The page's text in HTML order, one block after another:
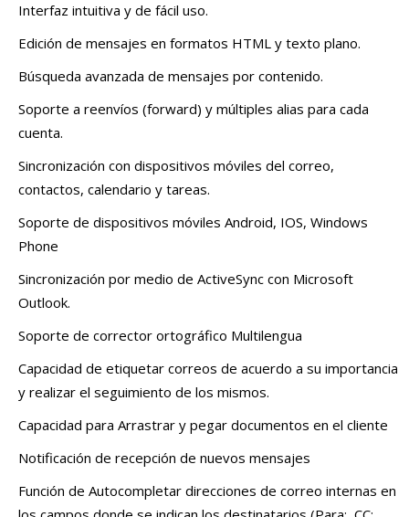
Interfaz intuitiva y de fácil uso.
Edición de mensajes en formatos HTML y texto plano.
Búsqueda avanzada de mensajes por contenido.
Soporte a reenvíos (forward) y múltiples alias para cada
cuenta.
Sincronización con dispositivos móviles del correo,
contactos, calendario y tareas.
Soporte de dispositivos móviles Android, IOS, Windows
Phone
Sincronización por medio de ActiveSync con Microsoft
Outlook.
Soporte de corrector ortográfico Multilengua
Capacidad de etiquetar correos de acuerdo a su importancia
y realizar el seguimiento de los mismos.
Capacidad para Arrastrar y pegar documentos en el cliente
Notificación de recepción de nuevos mensajes
Función de Autocompletar direcciones de correo internas en